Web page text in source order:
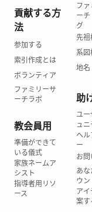
貢献する方
法
参加する
索引作成とは
ボランティア
ファミリーサ
ーチラボ
教会員用
準備ができて
いる儀式
家族ネームア
シスト
指導者用リソ
ース
フ
ー
グ
先祖
系図
地名
助
ユー
ュ
ヘ
ー
お
あ
ウン
ア
案す